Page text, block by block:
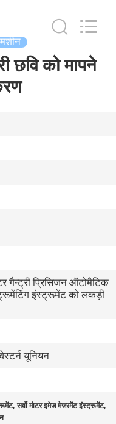
छवि को मापने
गैन्ट्री प्रिसिजन ऑटोमैटिक
इंस्ट्रूमेंट को लकड़ी
यूनियन
,सर्वो मोटर इमेज मेजरमेंट इंस्ट्रूमेंट,